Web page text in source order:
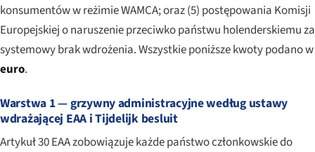
konsumentów w reżimie WAMCA; oraz (5) postępowania Komisji
Europejskiej o naruszenie przeciwko państwu holenderskiemu za
systemowy brak wdrożenia. Wszystkie poniższe kwoty podano w
euro.
Warstwa 1 — grzywny administracyjne według ustawy
wdrażającej EAA i Tijdelijk besluit
Artykuł 30 EAA zobowiązuje każde państwo członkowskie do